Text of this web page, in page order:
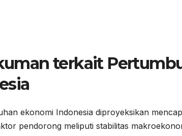
terkait
ekonomi Indonesia diproyeksikan
pendorong meliputi stabilitas